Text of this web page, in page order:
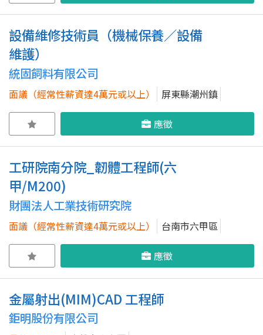
設備維修技術員（機械保養／設備
維護）
統固飼料有限公司
面議（經常性薪資達4萬元或以上） 屏東縣潮州鎮
應徵
工研院南分院_韌體工程師(六
甲/M200)
財團法人工業技術研究院
面議（經常性薪資達4萬元或以上） 台南市六甲區
應徵
金屬射出(MIM)CAD 工程師
鉅明股份有限公司